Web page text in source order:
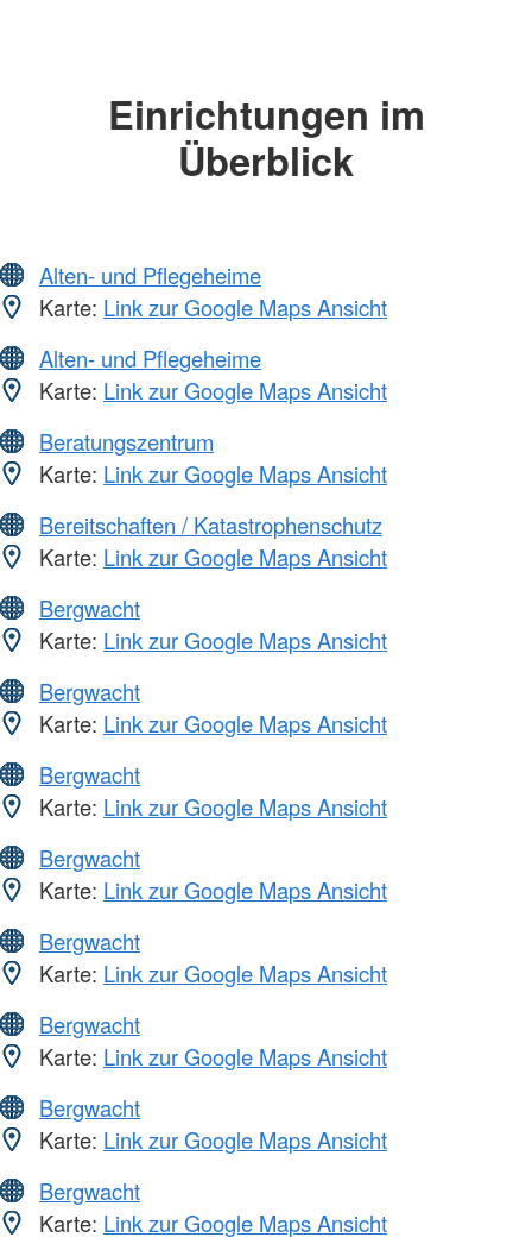
Einrichtungen im
Überblick
Alten- und Pflegeheime
Karte: Link zur Google Maps Ansicht
Alten- und Pflegeheime
Karte: Link zur Google Maps Ansicht
Beratungszentrum
Karte: Link zur Google Maps Ansicht
Bereitschaften / Katastrophenschutz
Karte: Link zur Google Maps Ansicht
Bergwacht
Karte: Link zur Google Maps Ansicht
Bergwacht
Karte: Link zur Google Maps Ansicht
Bergwacht
Karte: Link zur Google Maps Ansicht
Bergwacht
Karte: Link zur Google Maps Ansicht
Bergwacht
Karte: Link zur Google Maps Ansicht
Bergwacht
Karte: Link zur Google Maps Ansicht
Bergwacht
Karte: Link zur Google Maps Ansicht
Bergwacht
Karte: Link zur Google Maps Ansicht